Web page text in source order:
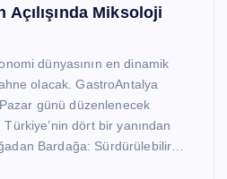
Açılışında Miksoloji
dünyasının en dinamik
olacak. GastroAntalya
günü düzenlenecek
Türkiye’nin dört bir yanından
Bardağa: Sürdürülebilir…